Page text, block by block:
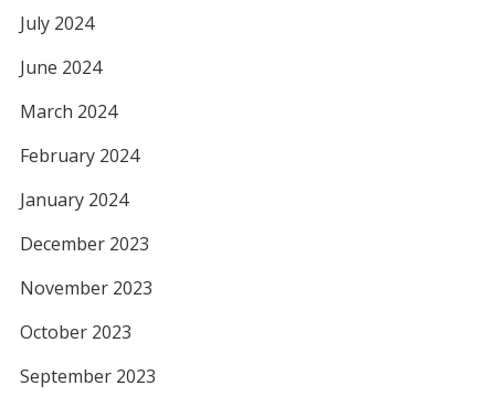
July 2024
June 2024
March 2024
February 2024
January 2024
December 2023
November 2023
October 2023
September 2023